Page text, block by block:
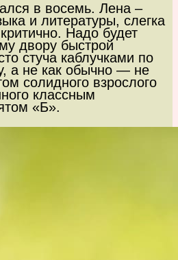
в восемь. Лена –
и литературы, слегка
Надо будет
двору быстрой
стуча каблучками по
а не как обычно — не
солидного взрослого
классным
«Б».